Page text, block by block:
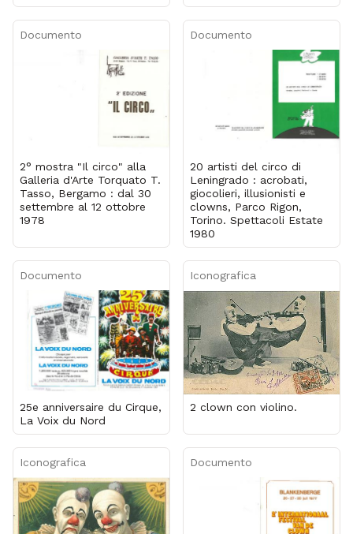
Documento
2° mostra "Il circo" alla
Galleria d'Arte Torquato T.
Tasso, Bergamo : dal 30
settembre al 12 ottobre
1978
Documento
20 artisti del circo di
Leningrado : acrobati,
giocolieri, illusionisti e
clowns, Parco Rigon,
Torino. Spettacoli Estate
1980
Documento
25e anniversaire du Cirque,
La Voix du Nord
Iconografica
2 clown con violino.
Iconografica Documento